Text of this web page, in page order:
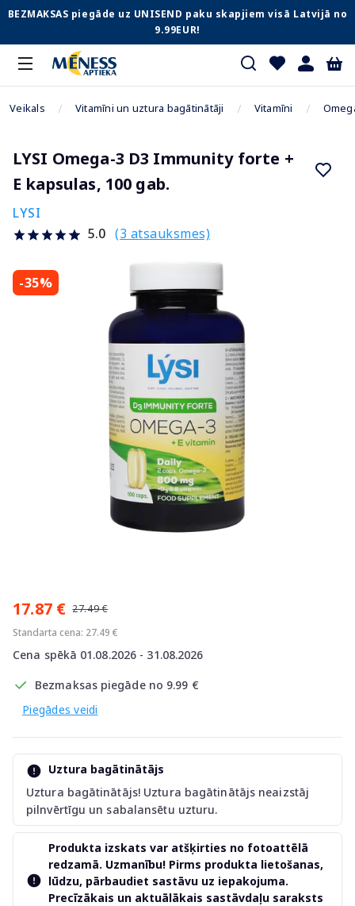
BEZMAKSAS piegāde uz UNISEND paku skapjiem visā Latvijā no
9.99EUR!
Veikals Vitamīni un uztura bagātinātāji Vitamīni
LYSI Omega-3 D3 Immunity forte +
E kapsulas, 100 gab.
LYSI
5.0 (3 atsauksmes)
-35%
17.87 € 27.49 €
Standarta cena: 27.49 €
Cena spēkā 01.08.2026 - 31.08.2026
Bezmaksas piegāde no 9.99 €
Piegādes veidi
Uztura bagātinātājs
Uztura bagātinātājs! Uztura bagātinātājs neaizstāj
pilnvērtīgu un sabalansētu uzturu.
Produkta izskats var atšķirties no fotoattēlā
redzamā. Uzmanību! Pirms produkta lietošanas,
lūdzu, pārbaudiet sastāvu uz iepakojuma.
Precīzākais un aktuālākais sastāvdaļu saraksts